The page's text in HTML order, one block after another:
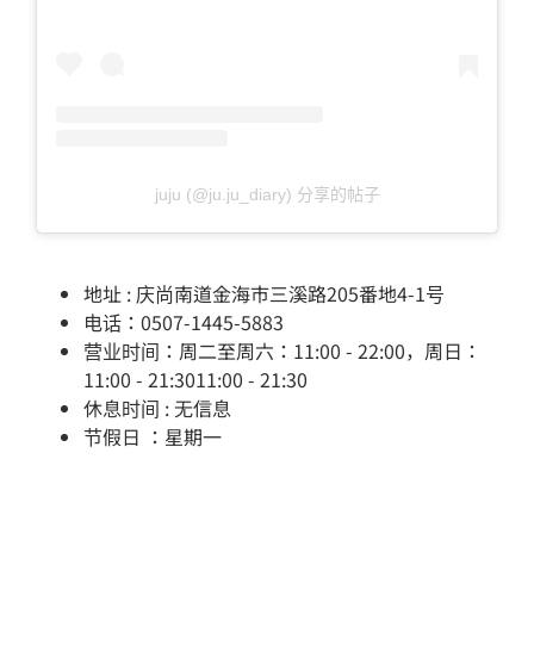
juju (@ju.ju_diary) 分享的帖子
地址 : 庆尚南道金海市三溪路205番地4-1号
电话：0507-1445-5883
营业时间：周二至周六：11:00 - 22:00，周日：
11:00 - 21:3011:00 - 21:30
休息时间 : 无信息
节假日 ：星期一